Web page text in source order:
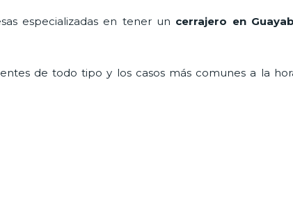
especializadas en tener un cerrajero en
de todo tipo y los casos más comunes a la